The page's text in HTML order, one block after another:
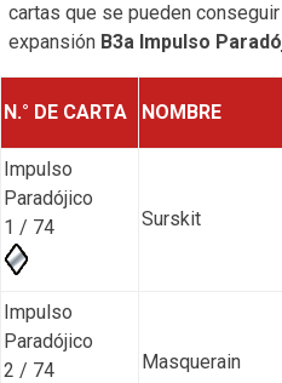
cartas que se pueden
expansión B3a Impulso
N.° DE CARTA NOMBRE
Impulso
Paradójico
1 / 74
Surskit
Impulso
Paradójico
2 / 74
Masquerain